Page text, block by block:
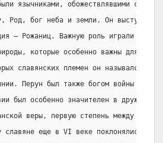
язычниками, обожествлявшими силы
Род, бог неба и земли. Он выступал в
— Рожаниц. Важную роль играли также
которые особенно важны для
славянских племен он назывался
Перун был также богом войны и
был особенно значителен в
веры, первую степень между
славяне еще в VI веке поклонялись,